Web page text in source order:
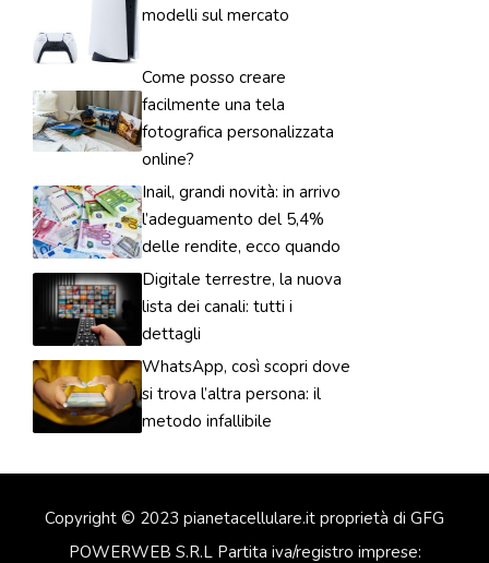
modelli sul mercato
Come posso creare
facilmente una tela
fotografica personalizzata
online?
Inail, grandi novità: in arrivo
l’adeguamento del 5,4%
delle rendite, ecco quando
Digitale terrestre, la nuova
lista dei canali: tutti i
dettagli
WhatsApp, così scopri dove
si trova l’altra persona: il
metodo infallibile
Copyright © 2023 pianetacellulare.it proprietà di GFG
POWERWEB S.R.L Partita iva/registro imprese: